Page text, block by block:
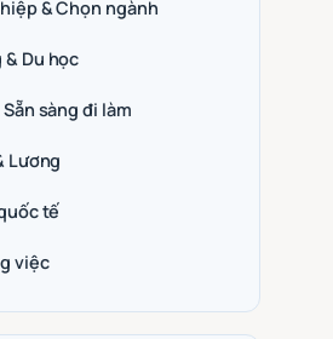
& Chọn ngành
Du học
sàng đi làm
Lương
tế
việc